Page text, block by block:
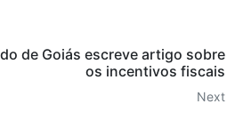
de Goiás escreve artigo sobre
os incentivos fiscais
Next